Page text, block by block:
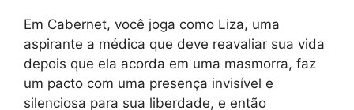
Em Cabernet, você joga como Liza, uma
aspirante a médica que deve reavaliar sua vida
depois que ela acorda em uma masmorra, faz
um pacto com uma presença invisível e
silenciosa para sua liberdade, e então